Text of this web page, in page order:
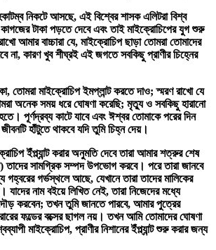
নিকটে আসছে, এই বিশ্বের শাসক এলিটরা বিশ্ব
টাকা পড়তে দেবে এবং তাই মাইক্রোচিপের যুগ শুরু
আমার বাচ্চারা যে, মাইক্রোচিপ ছাড়া তোমরা তোমাদের
না, কারণ খুব শীঘ্রই এই জগতে সবকিছু প্রাণীর চিহ্নের
তোমরা মাইক্রোচিপ ইমপ্লান্ট করতে দাও; স্মরণ রাখো যে
অনেক সময় ধরে ঘোষণা করেছি; মৃত্যু ও সবকিছু হারানো
পূর্ণদ্রব্য কাটে যাবে এবং ঈশ্বর তোমাকে পরের দিন
হাঁটুতে থাকবে যদি তুমি চিহ্ন দেয়।
ইঁপ্ল্যান্ট করার অনুমতি দেবে তারা আমার শত্রুর শেষ
তাদের সামগ্রিক সম্পদ উপভোগ করবে। পরে তারা জানবে
গর্ভস্থলে আছে, যেখানে তারা তাদের মালিকের
যাদের নাম বইয়ে লিখিত নেই, তারা নিজেদের মধ্যে
দৌড় করবেন; তখন তুমি জানতে পারবে, আমার পুত্রের
ফল্ডের বক্সের ছাগল নয়। তখন আমি তোমাদের ঘোষণা
মাইক্রোচিপ, প্রাণীর নিশানের ইঁপ্ল্যান্ট শুরু করার জন্য